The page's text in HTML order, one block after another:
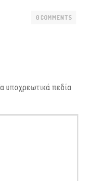
0 COMMENTS
υποχρεωτικά πεδία